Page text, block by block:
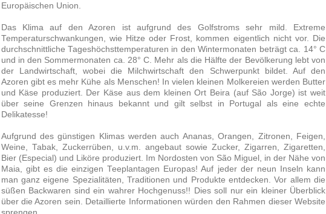
Europäischen Union.
Das Klima auf den Azoren ist aufgrund des Golfstroms sehr mild. Extreme
Temperaturschwankungen, wie Hitze oder Frost, kommen eigentlich nicht vor. Die
durchschnittliche Tageshöchsttemperaturen in den Wintermonaten beträgt ca. 14° C
und in den Sommermonaten ca. 28° C. Mehr als die Hälfte der Bevölkerung lebt von
der Landwirtschaft, wobei die Milchwirtschaft den Schwerpunkt bildet. Auf den
Azoren gibt es mehr Kühe als Menschen! In vielen kleinen Molkereien werden Butter
und Käse produziert. Der Käse aus dem kleinen Ort Beira (auf São Jorge) ist weit
über seine Grenzen hinaus bekannt und gilt selbst in Portugal als eine echte
Delikatesse!
Aufgrund des günstigen Klimas werden auch Ananas, Orangen, Zitronen, Feigen,
Weine, Tabak, Zuckerrüben, u.v.m. angebaut sowie Zucker, Zigarren, Zigaretten,
Bier (Especial) und Liköre produziert. Im Nordosten von São Miguel, in der Nähe von
Maia, gibt es die einzigen Teeplantagen Europas! Auf jeder der neun Inseln kann
man ganz eigene Spezialitäten, Traditionen und Produkte entdecken. Vor allem die
süßen Backwaren sind ein wahrer Hochgenuss!! Dies soll nur ein kleiner Überblick
über die Azoren sein. Detaillierte Informationen würden den Rahmen dieser Website